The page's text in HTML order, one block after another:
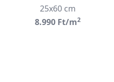
25x60 cm
8.990 Ft/m2